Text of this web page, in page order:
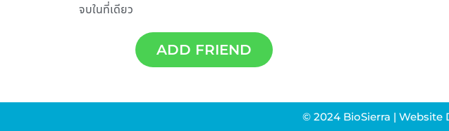
จบในที่เดียว
ADD FRIEND
© 2024 BioSierra | Website